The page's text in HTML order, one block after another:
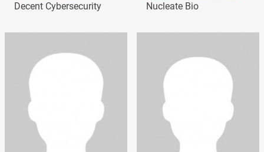
Decent Cybersecurity
Nucleate Bio